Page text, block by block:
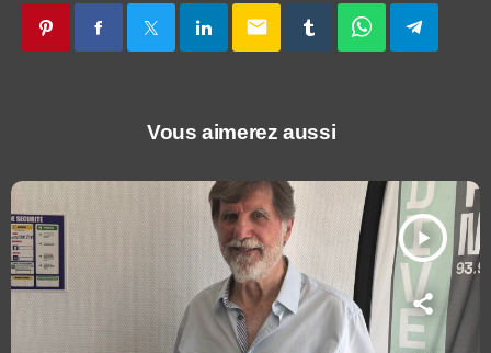
email
Vous aimerez aussi
play_arrow